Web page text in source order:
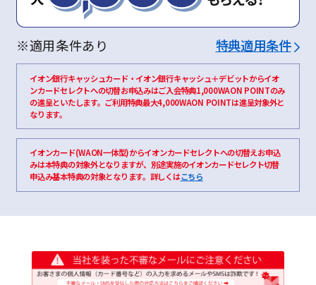
※適用条件あり 特典適用条件
イオン銀行キャッシュカード・イオン銀行キャッシュ＋デビットからイオ
ンカードセレクトへの切替お申込みはご入会特典1,000WAON POINTのみ
の進呈といたします。ご利用特典最大4,000WAON POINTは進呈対象外と
なります。
イオンカード(WAON一体型)からイオンカードセレクトへの切替えお申込
みは本特典の対象外となりますが、別途実施のイオンカードセレクト切替
申込み基本特典の対象となります。詳しくはこちら